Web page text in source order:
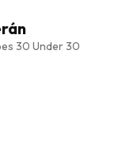
30 Under 30